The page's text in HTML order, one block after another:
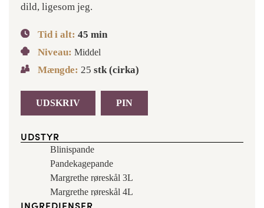
dild, ligesom jeg.
Tid i alt: 45 min
Niveau: Middel
Mængde: 25 stk (cirka)
UDSKRIV PIN
UDSTYR
Blinispande
Pandekagepande
Margrethe røreskål 3L
Margrethe røreskål 4L
INGREDIENSER